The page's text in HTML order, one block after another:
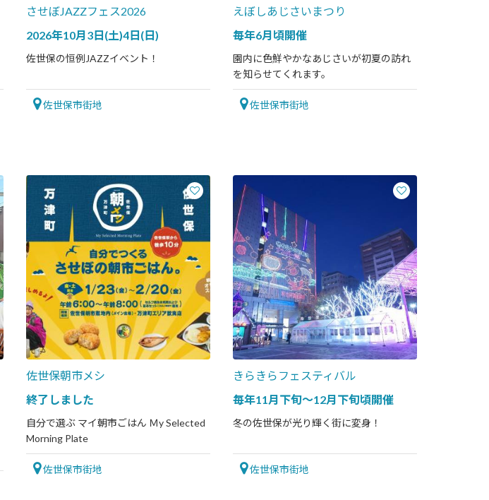
させぼJAZZフェス2026
2026年10月3日(土)4日(日)
佐世保の恒例JAZZイベント！
佐世保市街地
えぼしあじさいまつり
毎年6月頃開催
園内に色鮮やかなあじさいが初夏の訪れ
を知らせてくれます。
佐世保市街地
佐世保朝市メシ
終了しました
自分で選ぶ マイ朝市ごはん Ｍy Selected
Morning Plate
佐世保市街地
きらきらフェスティバル
毎年11月下旬～12月下旬頃開催
冬の佐世保が光り輝く街に変身！
佐世保市街地